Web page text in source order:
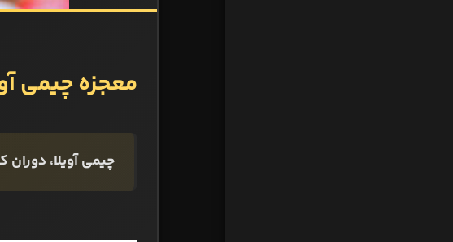
معجزه چیمی
چیمی آویلا، دوران